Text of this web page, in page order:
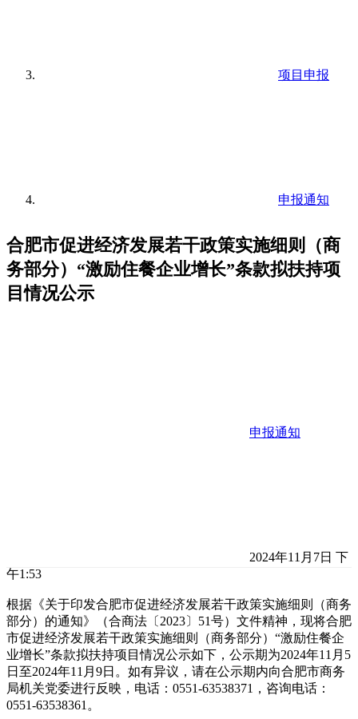
项目申报
申报通知
合肥市促进经济发展若干政策实施细则（商
务部分）“激励住餐企业增长”条款拟扶持项
目情况公示
申报通知
2024年11月7日 下
午1:53
根据《关于印发合肥市促进经济发展若干政策实施细则（商务
部分）的通知》（合商法〔2023〕51号）文件精神，现将合肥
市促进经济发展若干政策实施细则（商务部分）“激励住餐企
业增长”条款拟扶持项目情况公示如下，公示期为2024年11月5
日至2024年11月9日。如有异议，请在公示期内向合肥市商务
局机关党委进行反映，电话：0551-63538371，咨询电话：
0551-63538361。